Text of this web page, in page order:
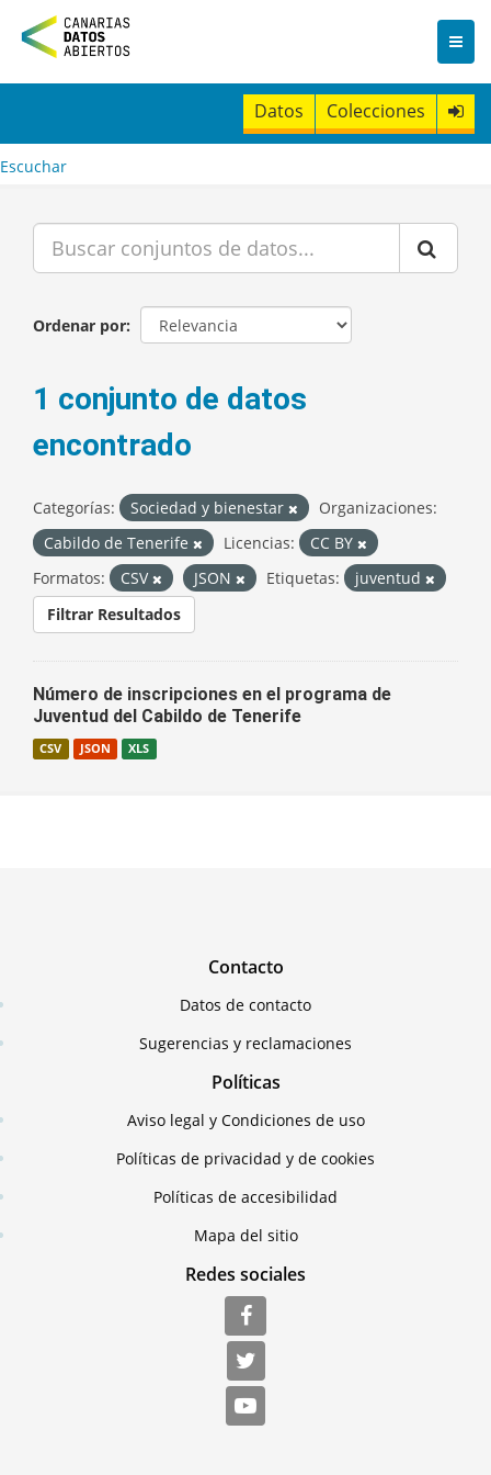
n
t
Datos Colecciones
Escuchar
Ordenar por
1 conjunto de datos
encontrado
Categorías: Sociedad y bienestar
Organizaciones:
Cabildo de Tenerife
Licencias:
CC BY
Formatos:
CSV JSON Etiquetas:
juventud
Filtrar Resultados
Número de inscripciones en el programa de
Juventud del Cabildo de Tenerife
CSV JSON XLS
Contacto
Datos de contacto
Sugerencias y reclamaciones
Políticas
Aviso legal y Condiciones de uso
Políticas de privacidad y de cookies
Políticas de accesibilidad
Mapa del sitio
Redes sociales